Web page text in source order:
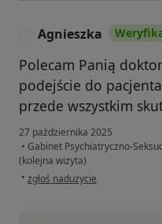
Agnieszka
Polecam Panią
podejście do
przede wszystkim
27 października 2025
• Gabinet Psychiatryczno-
(kolejna wizyta)
• w opinii użytkownika Agnieszka
zgłoś nadużycie